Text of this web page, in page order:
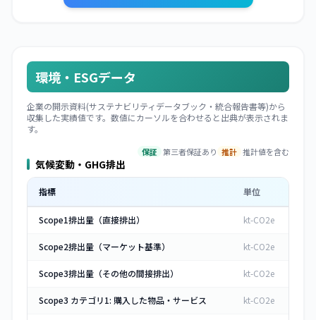
環境・ESGデータ
企業の開示資料(サステナビリティデータブック・統合報告書等)から
収集した実績値です。数値にカーソルを合わせると出典が表示されま
す。
保証 第三者保証あり 推計 推計値を含む
気候変動・GHG排出
指標 単位
Scope1排出量（直接排出） kt-CO2e
Scope2排出量（マーケット基準） kt-CO2e
Scope3排出量（その他の間接排出） kt-CO2e
Scope3 カテゴリ1: 購入した物品・サービス kt-CO2e